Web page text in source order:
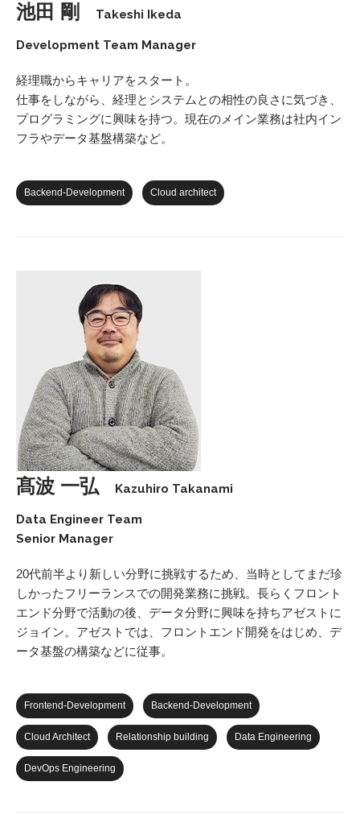
池田 剛 Takeshi Ikeda
Development Team Manager
経理職からキャリアをスタート。
仕事をしながら、経理とシステムとの相性の良さに気づき、
プログラミングに興味を持つ。現在のメイン業務は社内イン
フラやデータ基盤構築など。
Backend-Development Cloud architect
髙波 一弘 Kazuhiro Takanami
Data Engineer Team
Senior Manager
20代前半より新しい分野に挑戦するため、当時としてまだ珍
しかったフリーランスでの開発業務に挑戦。長らくフロント
エンド分野で活動の後、データ分野に興味を持ちアゼストに
ジョイン。アゼストでは、フロントエンド開発をはじめ、デ
ータ基盤の構築などに従事。
Frontend-Development Backend-Development
Cloud Architect Relationship building Data Engineering
DevOps Engineering